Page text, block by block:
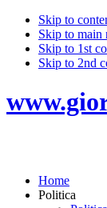
Skip to
Skip to main
Skip to 1st
Skip to 2nd
Home
Politica